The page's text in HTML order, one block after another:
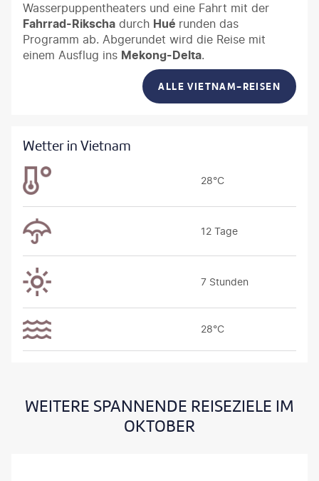
Wasserpuppentheaters und eine Fahrt mit der
Fahrrad-Rikscha durch Hué runden das
Programm ab. Abgerundet wird die Reise mit
einem Ausflug ins Mekong-Delta.
ALLE VIETNAM-REISEN
Wetter in Vietnam
28°C
12 Tage
7 Stunden
28°C
WEITERE SPANNENDE REISEZIELE IM
OKTOBER